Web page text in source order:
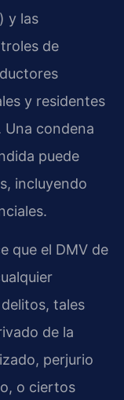
y las
de
y residentes
Una condena
puede
incluyendo
que el DMV de
tales
de la
perjurio
o ciertos